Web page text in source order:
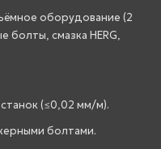
оборудование (2
болты, смазка HERG,
(≤0,02 мм/м).
болтами.